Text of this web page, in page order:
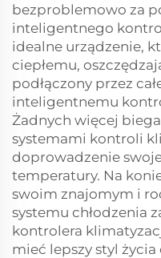
bezproblemowo za
inteligentnego
idealne urządzenie,
ciepłemu,
podłączony przez
inteligentnemu
Żadnych więcej
systemami kontroli
doprowadzenie
temperatury. Na
swoim znajomym i
systemu chłodzenia
kontrolera
mieć lepszy styl życia